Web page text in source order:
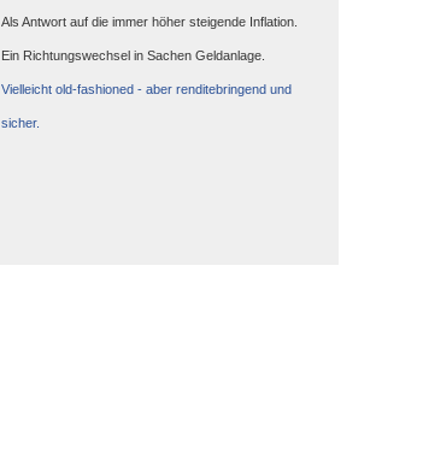
Als Antwort auf die immer höher steigende Inflation.
Ein Richtungswechsel in Sachen Geldanlage.
Vielleicht old-fashioned - aber renditebringend und
sicher.